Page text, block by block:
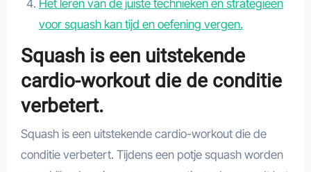
Het leren van de juiste technieken en strategieën
voor squash kan tijd en oefening vergen.
Squash is een uitstekende
cardio-workout die de conditie
verbetert.
Squash is een uitstekende cardio-workout die de
conditie verbetert. Tijdens een potje squash worden